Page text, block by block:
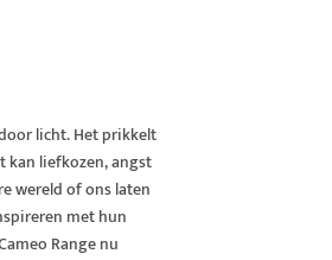
licht. Het prikkelt
kan liefkozen, angst
wereld of ons laten
met hun
Range nu